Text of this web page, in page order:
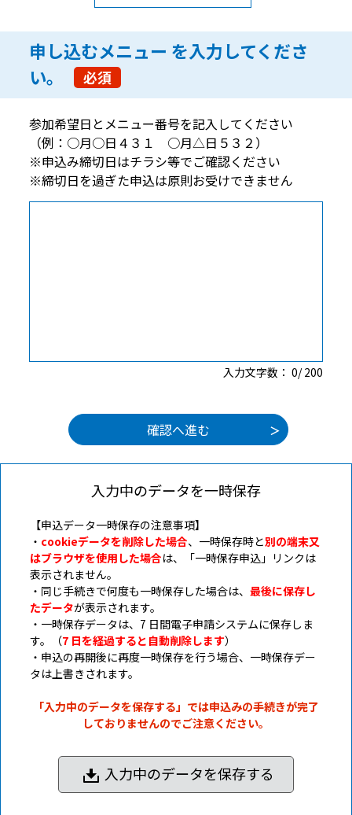
申し込むメニュー を入力してくださ
い。
必須
参加希望日とメニュー番号を記入してください
（例：○月○日４３１ ○月△日５３２）
※申込み締切日はチラシ等でご確認ください
※締切日を過ぎた申込は原則お受けできません
入力文字数： 0/200
入力中のデータを一時保存
【申込データ一時保存の注意事項】
・ cookieデータを削除した場合、一時保存時と別の端末又
はブラウザを使用した場合は、「一時保存申込」リンクは
表示されません。
・同じ手続きで何度も一時保存した場合は、 最後に保存し
たデータが表示されます。
・一時保存データは、7 日間電子申請システムに保存しま
す。（7 日を経過すると自動削除します）
・申込の再開後に再度一時保存を行う場合、一時保存デー
タは上書きされます。
「入力中のデータを保存する」では申込みの手続きが完了
しておりませんのでご注意ください。
入力中のデータを保存する